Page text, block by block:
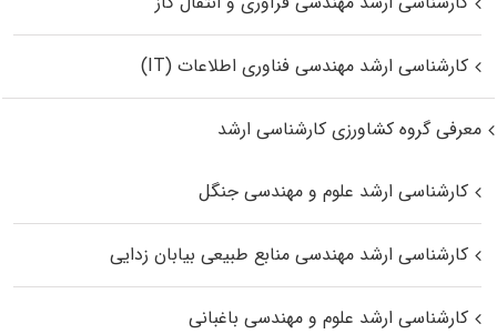
کارشناسی ارشد مهندسی فناوری اطلاعات (IT)
معرفی گروه کشاورزی کارشناسی ارشد
کارشناسی ارشد علوم و مهندسی جنگل
کارشناسی ارشد مهندسی منابع طبیعی بیابان زدایی
کارشناسی ارشد علوم و مهندسی باغبانی